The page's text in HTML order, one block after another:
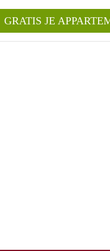
in Nijmegen?
aangeboden
GRATIS JE